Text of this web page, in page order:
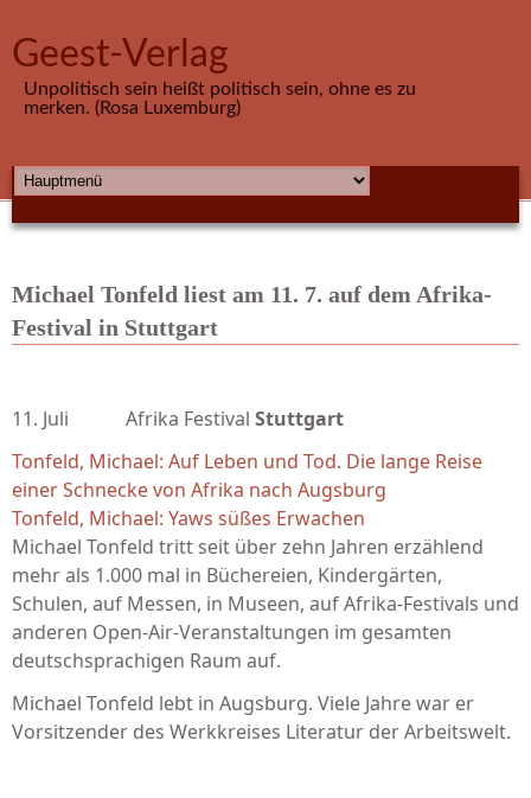
Geest-Verlag
Unpolitisch sein heißt politisch sein, ohne es zu
merken. (Rosa Luxemburg)
HAUPTMENÜ
Michael Tonfeld liest am 11. 7. auf dem Afrika-
Festival in Stuttgart
11. Juli Afrika Festival Stuttgart
Tonfeld, Michael: Auf Leben und Tod. Die lange Reise
einer Schnecke von Afrika nach Augsburg
Tonfeld, Michael: Yaws süßes Erwachen
Michael Tonfeld tritt seit über zehn Jahren erzählend
mehr als 1.000 mal in Büchereien, Kindergärten,
Schulen, auf Messen, in Museen, auf Afrika-Festivals und
anderen Open-Air-Veranstaltungen im gesamten
deutschsprachigen Raum auf.
Michael Tonfeld lebt in Augsburg. Viele Jahre war er
Vorsitzender des Werkkreises Literatur der Arbeitswelt.